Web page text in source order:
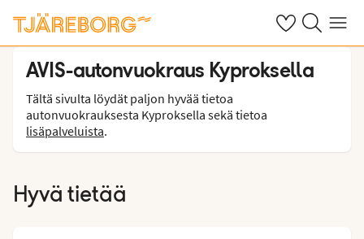
OmatHaku Valikko
AVIS-autonvuokraus Kyproksella
Tältä sivulta löydät paljon hyvää tietoa
autonvuokrauksesta Kyproksella sekä tietoa
lisäpalveluista.
Hyvä tietää